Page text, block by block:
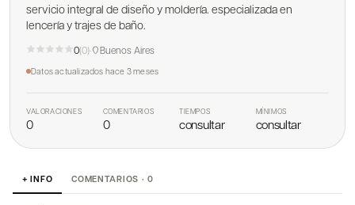
servicio integral de diseño y moldería. especializada en
lencería y trajes de baño.
0(0)· Buenos Aires
Datos actualizados hace 3 meses
VALORACIONES
0
COMENTARIOS
0
TIEMPOS
consultar
MÍNIMOS
consultar
+ INFO COMENTARIOS · 0